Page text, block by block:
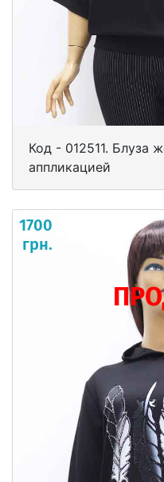
Код - 012511. Блуза
аппликацией
1700
грн.